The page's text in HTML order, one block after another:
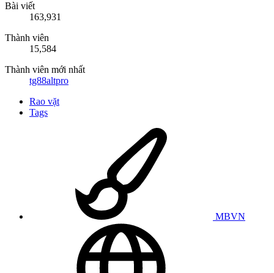
Bài viết
163,931
Thành viên
15,584
Thành viên mới nhất
tg88altpro
Rao vặt
Tags
MBVN